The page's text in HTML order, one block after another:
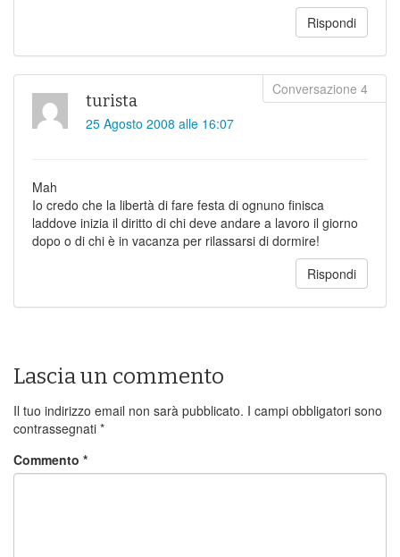
Rispondi
turista
25 Agosto 2008 alle 16:07
Mah
Io credo che la libertà di fare festa di ognuno finisca
laddove inizia il diritto di chi deve andare a lavoro il giorno
dopo o di chi è in vacanza per rilassarsi di dormire!
Rispondi
Lascia un commento
Il tuo indirizzo email non sarà pubblicato. I campi obbligatori sono
contrassegnati *
Commento *